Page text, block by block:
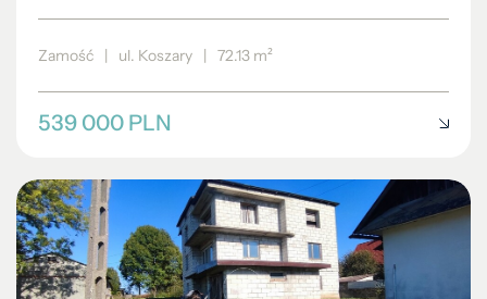
Zamość | ul. Koszary | 72.13 m²
539 000 PLN